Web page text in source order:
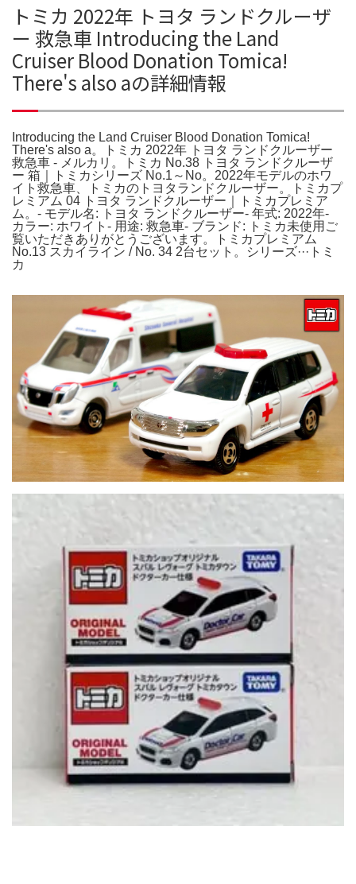
トミカ 2022年 トヨタ ランドクルーザ
ー 救急車 Introducing the Land
Cruiser Blood Donation Tomica!
There's also aの詳細情報
Introducing the Land Cruiser Blood Donation Tomica!
There's also a。トミカ 2022年 トヨタ ランドクルーザー
救急車 - メルカリ。トミカ No.38 トヨタ ランドクルーザ
ー 箱｜トミカシリーズ No.1～No。2022年モデルのホワ
イト救急車、トミカのトヨタランドクルーザー。トミカプ
レミアム 04 トヨタ ランドクルーザー｜トミカプレミア
ム。- モデル名: トヨタ ランドクルーザー- 年式: 2022年-
カラー: ホワイト- 用途: 救急車- ブランド: トミカ未使用ご
覧いただきありがとうございます。トミカプレミアム
No.13 スカイライン / No. 34 2台セット。シリーズ···トミ
カ